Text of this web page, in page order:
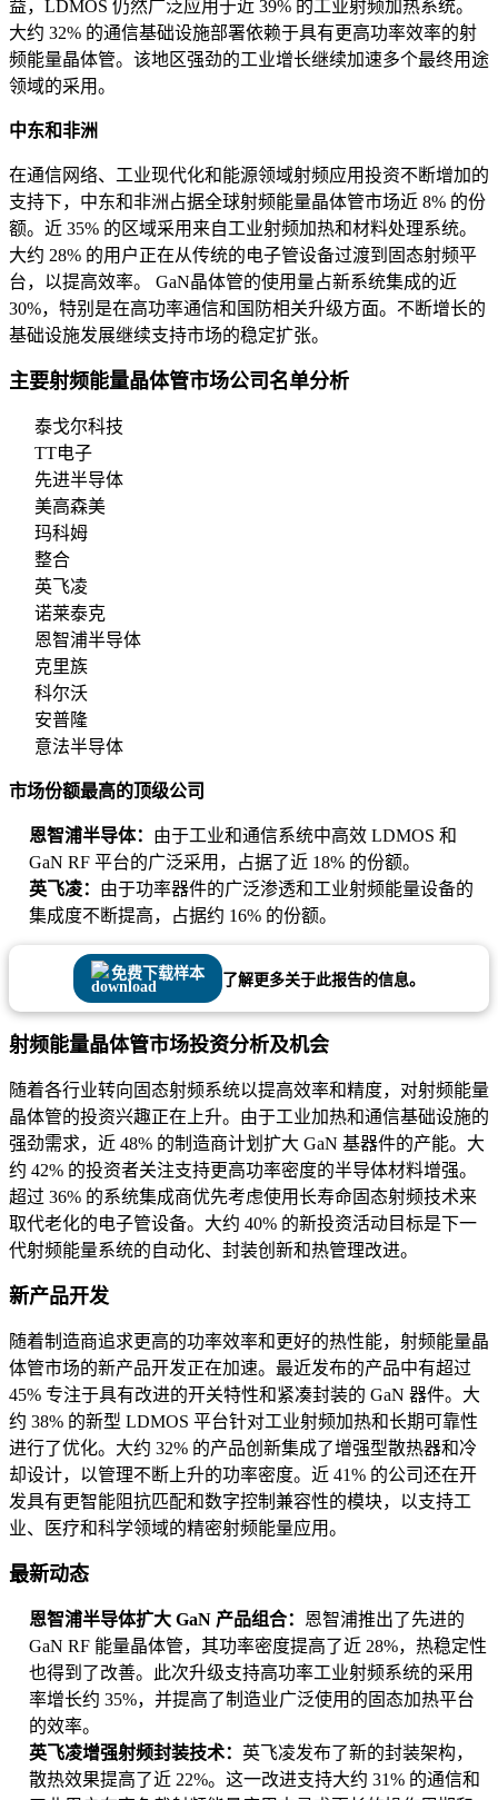
益，LDMOS 仍然广泛应用于近 39% 的工业射频加热系统。
大约 32% 的通信基础设施部署依赖于具有更高功率效率的射
频能量晶体管。该地区强劲的工业增长继续加速多个最终用途
领域的采用。
中东和非洲
在通信网络、工业现代化和能源领域射频应用投资不断增加的
支持下，中东和非洲占据全球射频能量晶体管市场近 8% 的份
额。近 35% 的区域采用来自工业射频加热和材料处理系统。
大约 28% 的用户正在从传统的电子管设备过渡到固态射频平
台，以提高效率。 GaN晶体管的使用量占新系统集成的近
30%，特别是在高功率通信和国防相关升级方面。不断增长的
基础设施发展继续支持市场的稳定扩张。
主要射频能量晶体管市场公司名单分析
泰戈尔科技
TT电子
先进半导体
美高森美
玛科姆
整合
英飞凌
诺莱泰克
恩智浦半导体
克里族
科尔沃
安普隆
意法半导体
市场份额最高的顶级公司
恩智浦半导体： 由于工业和通信系统中高效 LDMOS 和
GaN RF 平台的广泛采用，占据了近 18% 的份额。
英飞凌： 由于功率器件的广泛渗透和工业射频能量设备的
集成度不断提高，占据约 16% 的份额。
免费下载样本 了解更多关于此报告的信息。
射频能量晶体管市场投资分析及机会
随着各行业转向固态射频系统以提高效率和精度，对射频能量
晶体管的投资兴趣正在上升。由于工业加热和通信基础设施的
强劲需求，近 48% 的制造商计划扩大 GaN 基器件的产能。大
约 42% 的投资者关注支持更高功率密度的半导体材料增强。
超过 36% 的系统集成商优先考虑使用长寿命固态射频技术来
取代老化的电子管设备。大约 40% 的新投资活动目标是下一
代射频能量系统的自动化、封装创新和热管理改进。
新产品开发
随着制造商追求更高的功率效率和更好的热性能，射频能量晶
体管市场的新产品开发正在加速。最近发布的产品中有超过
45% 专注于具有改进的开关特性和紧凑封装的 GaN 器件。大
约 38% 的新型 LDMOS 平台针对工业射频加热和长期可靠性
进行了优化。大约 32% 的产品创新集成了增强型散热器和冷
却设计，以管理不断上升的功率密度。近 41% 的公司还在开
发具有更智能阻抗匹配和数字控制兼容性的模块，以支持工
业、医疗和科学领域的精密射频能量应用。
最新动态
恩智浦半导体扩大 GaN 产品组合： 恩智浦推出了先进的
GaN RF 能量晶体管，其功率密度提高了近 28%，热稳定性
也得到了改善。此次升级支持高功率工业射频系统的采用
率增长约 35%，并提高了制造业广泛使用的固态加热平台
的效率。
英飞凌增强射频封装技术： 英飞凌发布了新的封装架构，
散热效果提高了近 22%。这一改进支持大约 31% 的通信和